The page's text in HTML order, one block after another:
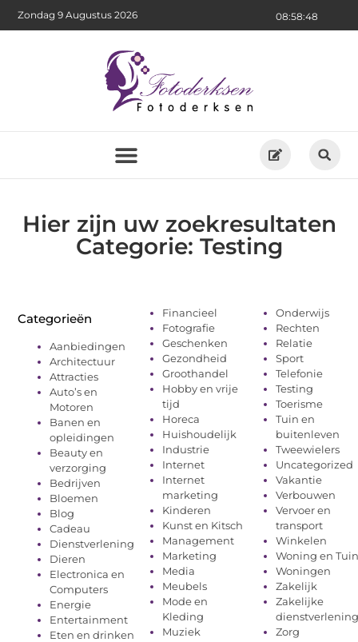
08:58:48
Zondag 9 Augustus 2026
Hier zijn uw zoekresultaten
Categorie: Testing
Categorieën
Aanbiedingen
Architectuur
Attracties
Auto’s en
Motoren
Banen en
opleidingen
Beauty en
verzorging
Bedrijven
Bloemen
Blog
Cadeau
Dienstverlening
Dieren
Electronica en
Computers
Energie
Entertainment
Eten en drinken
Financieel
Fotografie
Geschenken
Gezondheid
Groothandel
Hobby en vrije
tijd
Horeca
Huishoudelijk
Industrie
Internet
Internet
marketing
Kinderen
Kunst en Kitsch
Management
Marketing
Media
Meubels
Mode en
Kleding
Muziek
Onderwijs
Rechten
Relatie
Sport
Telefonie
Testing
Toerisme
Tuin en
buitenleven
Tweewielers
Uncategorized
Vakantie
Verbouwen
Vervoer en
transport
Winkelen
Woning en Tuin
Woningen
Zakelijk
Zakelijke
dienstverlening
Zorg